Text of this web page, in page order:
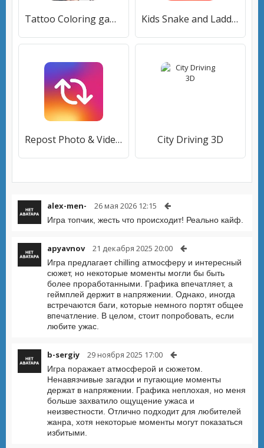
Tattoo Coloring games Kids Snake and Ladder
Repost Photo & Video for Instagram City Driving 3D
alex-men- 26 мая 2026 12:15
Игра топчик, жесть что происходит! Реально кайф.
apyavnov 21 декабря 2025 20:00
Игра предлагает chilling атмосферу и интересный
сюжет, но некоторые моменты могли бы быть
более проработанными. Графика впечатляет, а
геймплей держит в напряжении. Однако, иногда
встречаются баги, которые немного портят общее
впечатление. В целом, стоит попробовать, если
любите ужас.
b-sergiy 29 ноября 2025 17:00
Игра поражает атмосферой и сюжетом.
Ненавязчивые загадки и пугающие моменты
держат в напряжении. Графика неплохая, но меня
больше захватило ощущение ужаса и
неизвестности. Отлично подходит для любителей
жанра, хотя некоторые моменты могут показаться
избитыми.